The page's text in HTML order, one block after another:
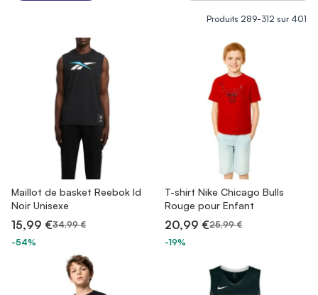
Produits 289-312 sur 401
Maillot de basket Reebok Id
Noir Unisexe
15,99 €34,99 €
-54%
T-shirt Nike Chicago Bulls
Rouge pour Enfant
20,99 €25,99 €
-19%